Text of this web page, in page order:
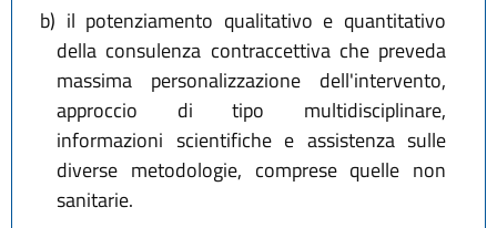
b) il potenziamento qualitativo e quantitativo
della consulenza contraccettiva che preveda
massima personalizzazione dell'intervento,
approccio di tipo multidisciplinare,
informazioni scientifiche e assistenza sulle
diverse metodologie, comprese quelle non
sanitarie.